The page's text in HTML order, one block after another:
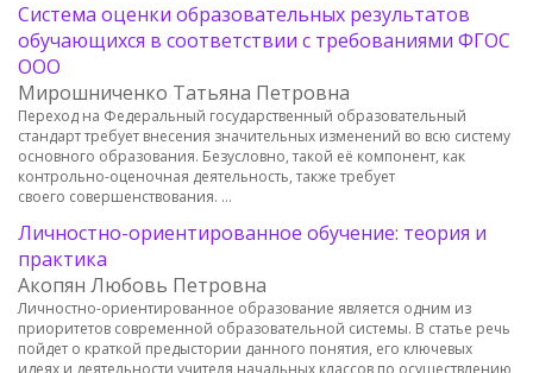
Система оценки образовательных результатов
обучающихся в соответствии с требованиями ФГОС
ООО
Мирошниченко Татьяна Петровна
Переход на Федеральный государственный образовательный
стандарт требует внесения значительных изменений во всю систему
основного образования. Безусловно, такой её компонент, как
контрольно-оценочная деятельность, также требует
своего совершенствования. …
Личностно-ориентированное обучение: теория и
практика
Акопян Любовь Петровна
Личностнo-ориентированное образование является одним из
приоритетов современной образовательной системы. В статье речь
пойдет о краткой предыстории данного понятия, его ключевых
идеях и деятельности учителя начальных классов по осуществлению